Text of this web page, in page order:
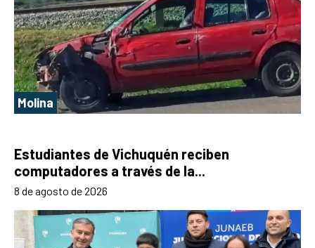
Molina
Estudiantes de Vichuquén reciben
computadores a través de la...
8 de agosto de 2026